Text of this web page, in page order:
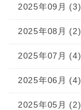
2025年09月 (3)
2025年08月 (2)
2025年07月 (4)
2025年06月 (4)
2025年05月 (2)